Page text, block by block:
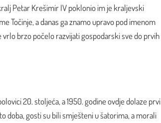
Petar Krešimir IV poklonio im je kraljevski
Točinje, a danas ga znamo upravo pod imenom
vrlo brzo počelo razvijati gospodarski sve do prvih
20. stoljeća, a 1950. godine ovdje dolaze prvi
doba, gosti su bili smješteni u šatorima, a morali